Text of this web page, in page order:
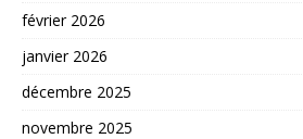
février 2026
janvier 2026
décembre 2025
novembre 2025